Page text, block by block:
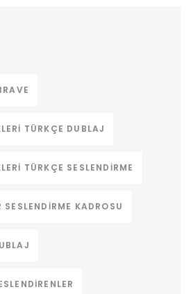
TÜRKÇE DUBLAJ
TÜRKÇE SESLENDIRME
SESLENDIRME KADROSU